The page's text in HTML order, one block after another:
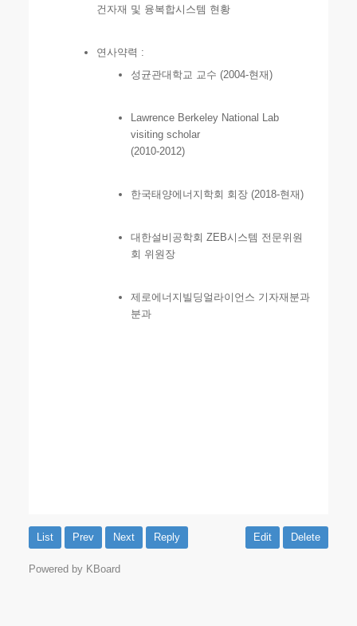
건자재 및 융복합시스템 현황
연사약력 :
성균관대학교 교수 (2004-현재)
Lawrence Berkeley National Lab
visiting scholar
(2010-2012)
한국태양에너지학회 회장 (2018-현재)
대한설비공학회 ZEB시스템 전문위원
회 위원장
제로에너지빌딩얼라이언스 기자재분과
분과
List Prev Next Reply Edit Delete
Powered by KBoard